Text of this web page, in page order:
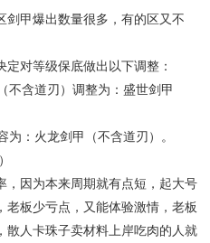
剑甲爆出数量很多，有的区又不
对等级保底做出以下调整：
不含道刃）调整为：盛世剑甲
：火龙剑甲（不含道刃）。
，因为本来周期就有点短，起大号
板少亏点，又能体验激情，老板
散人卡珠子卖材料上岸吃肉的人就